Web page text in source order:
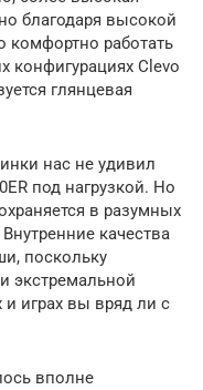
благодаря высокой
комфортно работать
конфигурациях Clevo
глянцевая
нас не удивил
под нагрузкой. Но
в разумных
качества
поскольку
экстремальной
и играх вы вряд ли с
вполне